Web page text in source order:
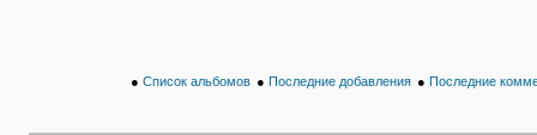
● Список альбомов ● Последние добавления ● Последние